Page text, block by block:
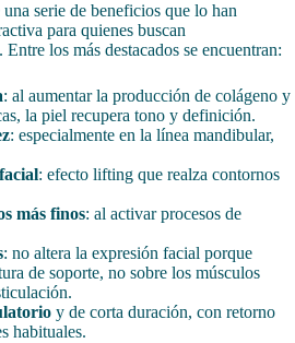
una serie de beneficios que lo han
para quienes buscan
los más destacados se encuentran:
: al aumentar la producción de colágeno y
la piel recupera tono y definición.
: especialmente en la línea mandibular,
: efecto lifting que realza contornos
más finos: al activar procesos de
: no altera la expresión facial porque
de soporte, no sobre los músculos
y de corta duración, con retorno
habituales.